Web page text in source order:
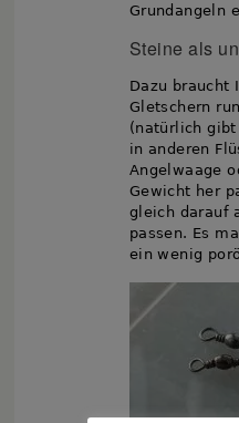
Grundangeln
Steine als
Dazu braucht
Gletschern
(natürlich
in anderen
Angelwaage
Gewicht her
gleich darauf
passen. Es
ein wenig